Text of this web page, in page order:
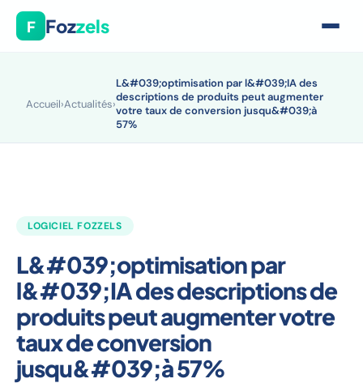
F Fozzels
Accueil›Actualités›
L&#039;optimisation par l&#039;IA des
descriptions de produits peut augmenter
votre taux de conversion jusqu&#039;à
57%
LOGICIEL FOZZELS
L&#039;optimisation par
l&#039;IA des descriptions de
produits peut augmenter votre
taux de conversion
jusqu&#039;à 57%